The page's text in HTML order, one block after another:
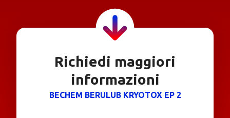
Richiedi maggiori
informazioni
BECHEM BERULUB KRYOTOX EP 2